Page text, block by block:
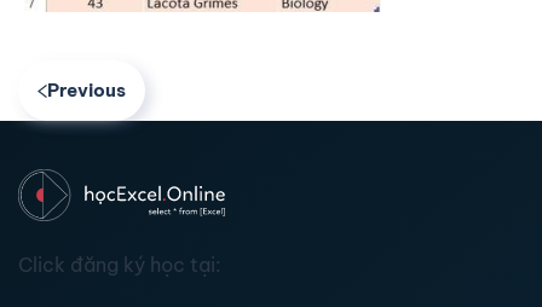
Previous
Click đăng ký học tại: